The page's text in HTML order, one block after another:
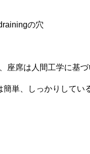
の穴
席は人間工学に基
単、しっかりしてい